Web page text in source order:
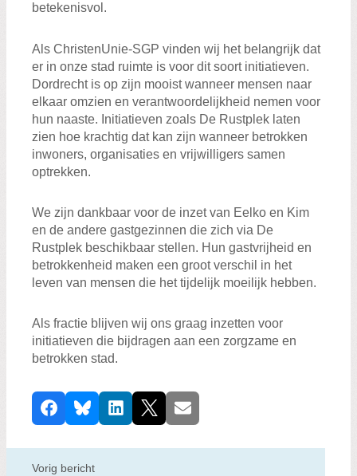
betekenisvol.
Als ChristenUnie-SGP vinden wij het belangrijk dat
er in onze stad ruimte is voor dit soort initiatieven.
Dordrecht is op zijn mooist wanneer mensen naar
elkaar omzien en verantwoordelijkheid nemen voor
hun naaste. Initiatieven zoals De Rustplek laten
zien hoe krachtig dat kan zijn wanneer betrokken
inwoners, organisaties en vrijwilligers samen
optrekken.
We zijn dankbaar voor de inzet van Eelko en Kim
en de andere gastgezinnen die zich via De
Rustplek beschikbaar stellen. Hun gastvrijheid en
betrokkenheid maken een groot verschil in het
leven van mensen die het tijdelijk moeilijk hebben.
Als fractie blijven wij ons graag inzetten voor
initiatieven die bijdragen aan een zorgzame en
betrokken stad.
D
e
e
l
FacebookBlueskyLinkedIn
X E-mail
Vorig bericht